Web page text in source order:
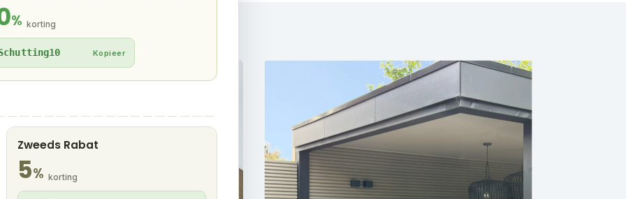
% korting
Kopieer
Zweeds Rabat
5% korting